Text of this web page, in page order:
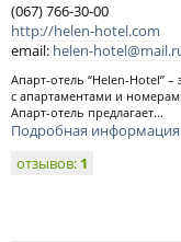
(067) 766-30-00
http://helen-hotel.com
email: helen-
Апарт-отель “Helen-Ноtel”
с апартаментами и
Апарт-отель предлагает...
Подробная информация
отзывов: 1